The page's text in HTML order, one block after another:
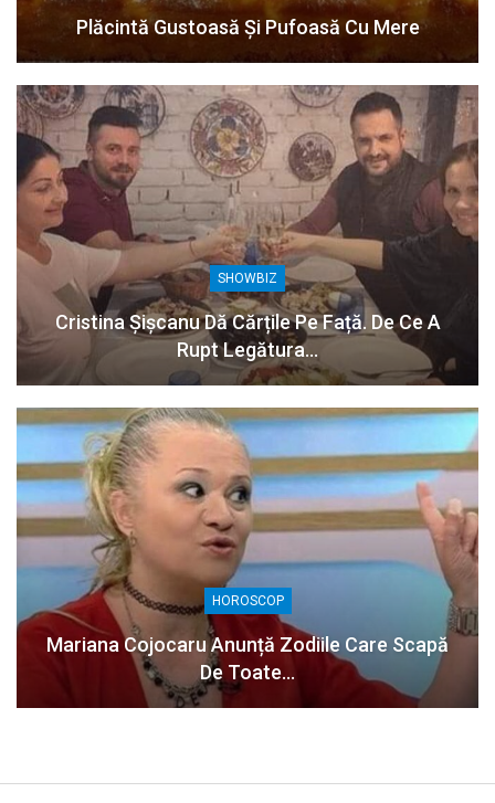
Plăcintă Gustoasă Și Pufoasă Cu Mere
SHOWBIZ
Cristina Șișcanu Dă Cărțile Pe Față. De Ce A
Rupt Legătura…
HOROSCOP
Mariana Cojocaru Anunță Zodiile Care Scapă
De Toate…